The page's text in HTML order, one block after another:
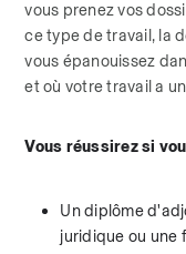
vous prenez vos
ce type de travail, la
vous épanouissez
et où votre travail a
Vous réussirez si
Un diplôme
juridique ou une